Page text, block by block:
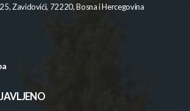
Zavidovići, 72220, Bosna i Hercegovina